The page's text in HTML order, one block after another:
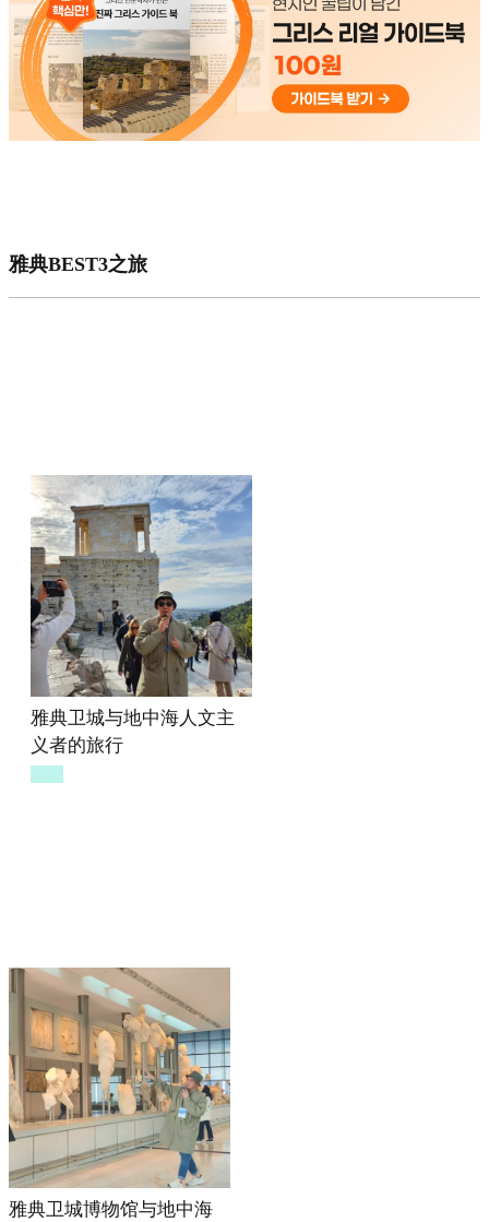
雅典BEST3之旅
雅典卫城与地中海人文主
义者的旅行
雅典卫城博物馆与地中海